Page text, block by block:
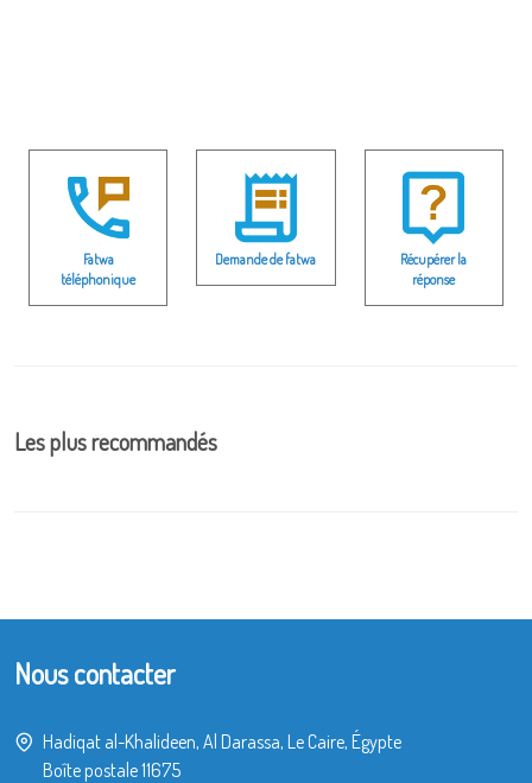
Fatwa
téléphonique
Demande de fatwa
Récupérer la
réponse
Les plus recommandés
Nous contacter
Hadiqat al-Khalideen, Al Darassa, Le Caire, Égypte
Boîte postale 11675